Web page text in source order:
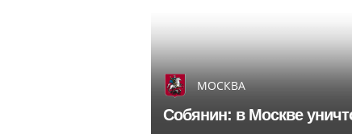
МОСКВА
Собянин: в Москве